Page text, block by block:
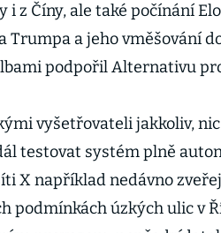
z Číny, ale také počínání
Trumpa a jeho vměšování
podpořil Alternativu
vyšetřovateli jakkoliv,
testovat systém plně
X například nedávno
podmínkách úzkých ulic v